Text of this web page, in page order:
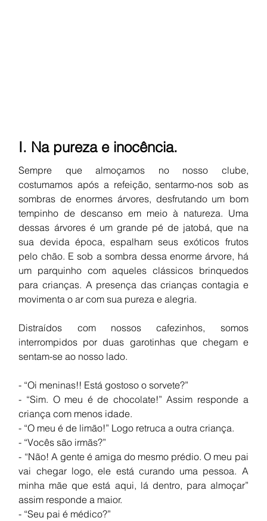
I. Na pureza e inocência.
Sempre que almoçamos no nosso clube,
costumamos após a refeição, sentarmo-nos sob as
sombras de enormes árvores, desfrutando um bom
tempinho de descanso em meio à natureza. Uma
dessas árvores é um grande pé de jatobá, que na
sua devida época, espalham seus exóticos frutos
pelo chão. E sob a sombra dessa enorme árvore, há
um parquinho com aqueles clássicos brinquedos
para crianças. A presença das crianças contagia e
movimenta o ar com sua pureza e alegria.
Distraídos com nossos cafezinhos, somos
interrompidos por duas garotinhas que chegam e
sentam-se ao nosso lado.
- “Oi meninas!! Está gostoso o sorvete?”
- “Sim. O meu é de chocolate!” Assim responde a
criança com menos idade.
- “O meu é de limão!” Logo retruca a outra criança.
- “Vocês são irmãs?”
- “Não! A gente é amiga do mesmo prédio. O meu pai
vai chegar logo, ele está curando uma pessoa. A
minha mãe que está aqui, lá dentro, para almoçar”
assim responde a maior.
- “Seu pai é médico?”